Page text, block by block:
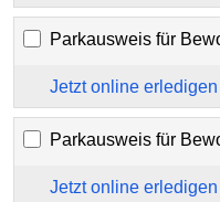
Parkausweis für
Jetzt online erledigen
Parkausweis für
Jetzt online erledigen